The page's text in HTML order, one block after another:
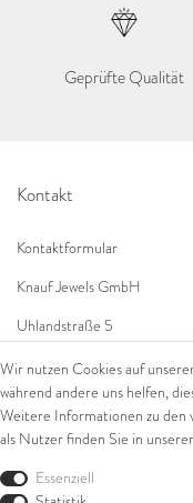
Geprüfte Qualität
Kontakt
Kontaktformular
Knauf Jewels GmbH
Uhlandstraße 5
Tel: 0049 (0) 173 84 727
Tel: 0044 (0)75 84 79 84
E-Mail: info@knauf-
Wir nutzen Cookies auf
während andere uns helfen,
Weitere Informationen zu den
als Nutzer finden Sie in unserer
Essenziell